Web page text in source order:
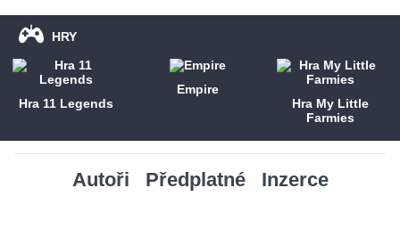
HRY
Hra 11 Legends
Empire
Hra My Little
Farmies
Autoři Předplatné Inzerce